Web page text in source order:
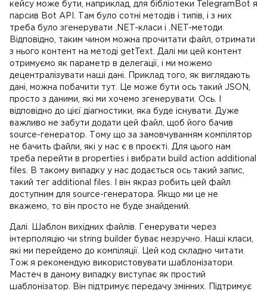
кейсу може бути, наприклад, для бібліотеки TelegramBot я
парсив Bot API. Там було сотні методів і типів, і з них
треба було згенерувати .NET-класи і .NET-методи.
Відповідно, таким чином можна прочитати файл, отримати
з нього контент на методі getText. Далі ми цей контент
отримуємо як параметр в делегації, і ми можемо
децентралізувати наші дані. Приклад того, як виглядають
дані, можна побачити тут. Це може бути ось такий JSON,
просто з даними, які ми хочемо згенерувати. Ось. І
відповідно до цієї діагностики, яка буде існувати. Дуже
важливо не забути додати цей файл, щоб його бачив
source-генератор. Тому що за замовчуванням компілятор
не бачить файли, які у нас є в проєкті. Для цього нам
треба перейти в properties і вибрати build action additional
files. В такому випадку у нас додається ось такий запис,
такий тег additional files. І він якраз робить цей файл
доступним для source-генератора. Якщо ми це не
вкажемо, то він просто не буде знайдений.
Далі. Шаблон вихідних файлів. Генерувати через
інтерполяцію чи string builder буває незручно. Наші класи,
які ми перейдемо до компіляції. Цей код складно читати.
Тож я рекомендую використовувати шаблонізатори.
Мастеч в даному випадку виступає як простий
шаблонізатор. Він підтримує передачу змінних. Підтримує